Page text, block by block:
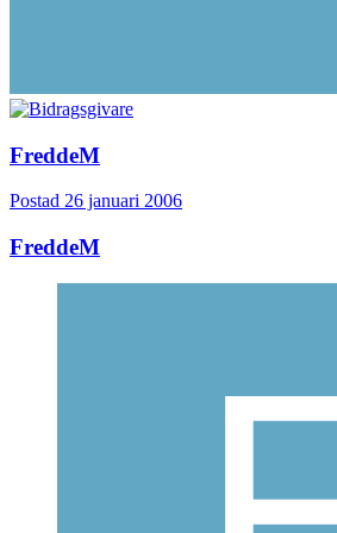
FreddeM
Postad 26 januari 2006
FreddeM